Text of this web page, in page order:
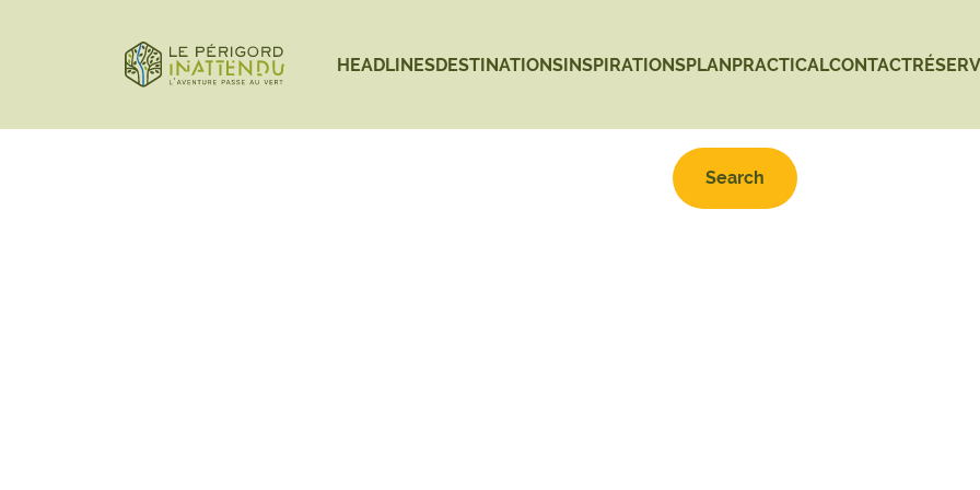
HEADLINESDESTINATIONSINSPIRATIONSPLANPRACTICALCONTACT